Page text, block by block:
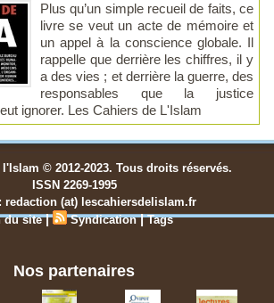
Plus qu’un simple recueil de faits, ce
livre se veut un acte de mémoire et
un appel à la conscience globale. Il
rappelle que derrière les chiffres, il y
a des vies ; et derrière la guerre, des
responsables que la justice
ignorer. Les Cahiers de L'Islam
l'Islam © 2012-2023. Tous droits réservés.
ISSN 2269-1995
redaction (at) lescahiersdelislam.fr
du site | Syndication |Tags
Nos partenaires